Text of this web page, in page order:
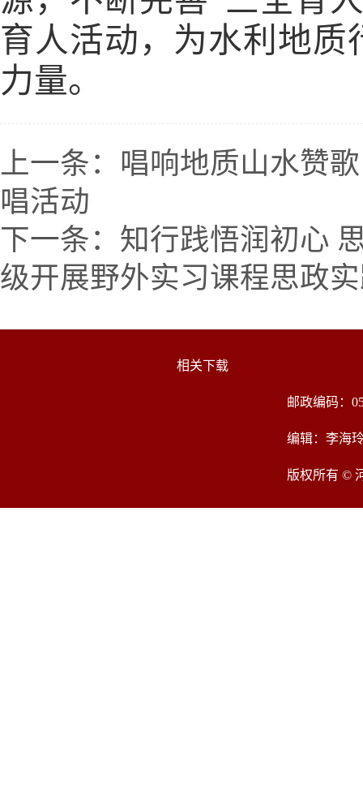
育人活动，为水利地
力量。
上一条： 唱响地质山水赞
唱活动
下一条： 知行践悟润初心
级开展野外实习课程思政
相关下载
邮政编码：
编辑：李海
版权所有 ©